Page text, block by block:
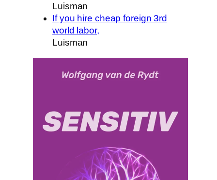
Luisman
If you hire cheap foreign 3rd
world labor,
Luisman